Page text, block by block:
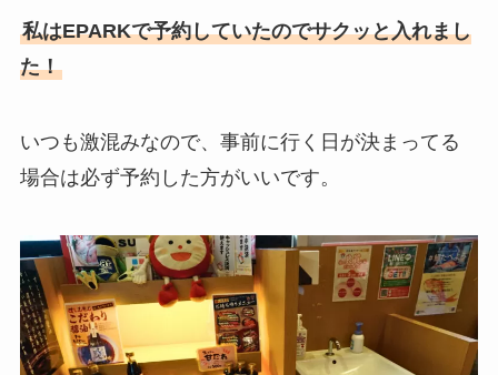
私はEPARKで予約していたのでサクッと入れまし
た！
いつも激混みなので、事前に行く日が決まってる
場合は必ず予約した方がいいです。